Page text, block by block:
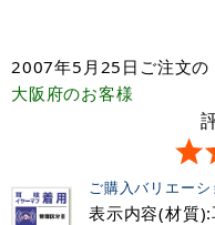
2007年5月25日 ご注文の
大阪府のお客様
ご購入バリエーシ
表示内容(材質